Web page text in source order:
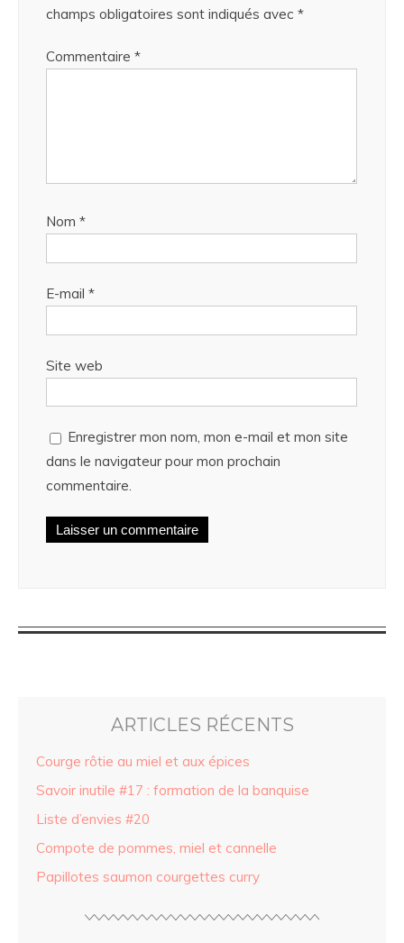
champs obligatoires sont indiqués avec *
Commentaire *
Nom *
E-mail *
Site web
Enregistrer mon nom, mon e-mail et mon site
dans le navigateur pour mon prochain
commentaire.
ARTICLES RÉCENTS
Courge rôtie au miel et aux épices
Savoir inutile #17 : formation de la banquise
Liste d’envies #20
Compote de pommes, miel et cannelle
Papillotes saumon courgettes curry